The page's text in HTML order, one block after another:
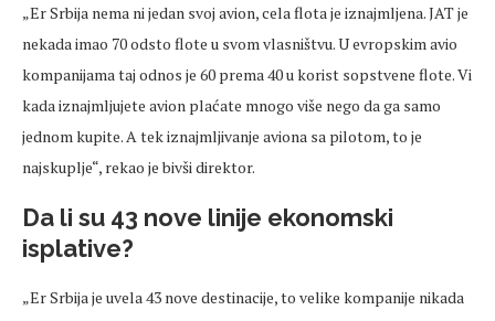
„Er Srbija nema ni jedan svoj avion, cela flota je iznajmljena. JAT je
nekada imao 70 odsto flote u svom vlasništvu. U evropskim avio
kompanijama taj odnos je 60 prema 40 u korist sopstvene flote. Vi
kada iznajmljujete avion plaćate mnogo više nego da ga samo
jednom kupite. A tek iznajmljivanje aviona sa pilotom, to je
najskuplje“, rekao je bivši direktor.
Da li su 43 nove linije ekonomski
isplative?
„Er Srbija je uvela 43 nove destinacije, to velike kompanije nikada